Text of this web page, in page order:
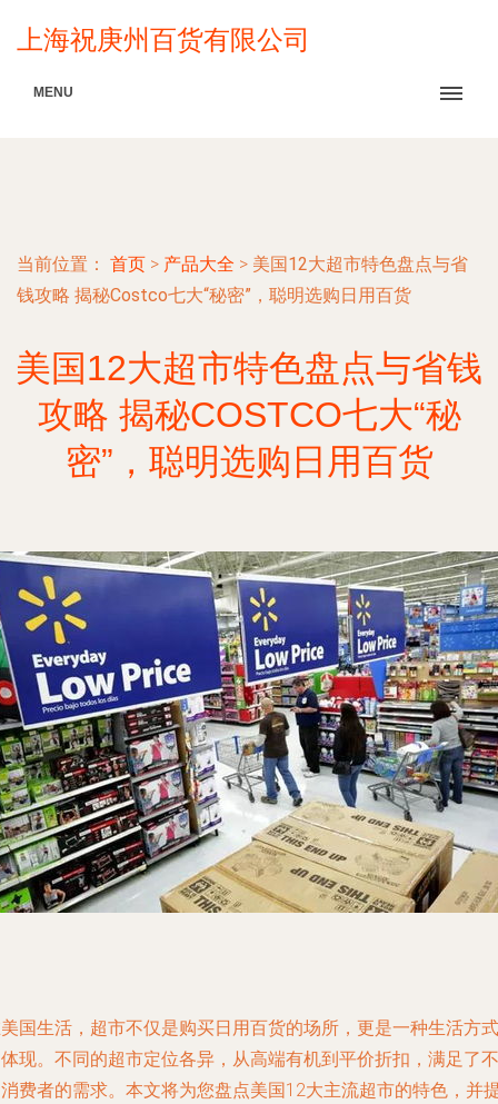
上海祝庚州百货有限公司
MENU
当前位置： 首页 > 产品大全 > 美国12大超市特色盘点与省
钱攻略 揭秘Costco七大“秘密”，聪明选购日用百货
美国12大超市特色盘点与省钱
攻略 揭秘COSTCO七大“秘
密”，聪明选购日用百货
国生活，超市不仅是购买日用百货的场所，更是一种生活方式
现。不同的超市定位各异，从高端有机到平价折扣，满足了不
费者的需求。本文将为您盘点美国12大主流超市的特色，并